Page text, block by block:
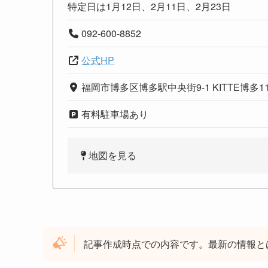
特定日は1月12日、2月11日、2月23日
092-600-8852
公式HP
福岡市博多区博多駅中央街9-1 KITTE博多
有料駐車場あり
地図を見る
記事作成時点での内容です。最新の情報